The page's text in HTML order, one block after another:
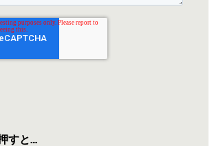
すと…